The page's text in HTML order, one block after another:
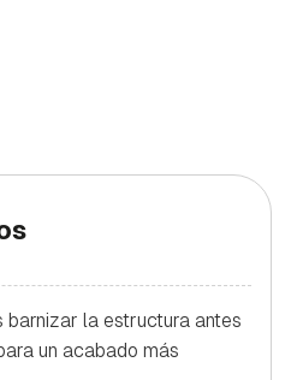
barnizar la estructura antes
un acabado más